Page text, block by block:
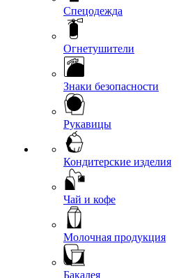
Спецодежда
Огнетушители
Знаки безопасности
Рукавицы
Кондитерские изделия
Чай и кофе
Молочная продукция
Бакалея